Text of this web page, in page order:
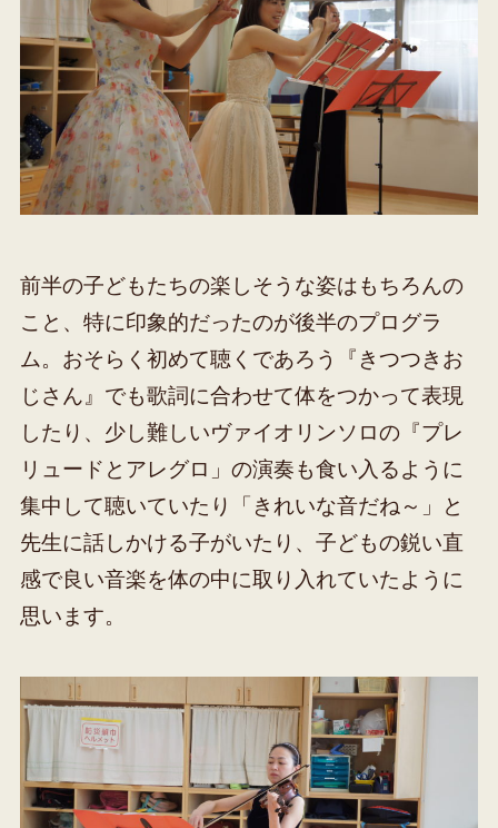
前半の子どもたちの楽しそうな姿はもちろんの
こと、特に印象的だったのが後半のプログラ
ム。おそらく初めて聴くであろう『きつつきお
じさん』でも歌詞に合わせて体をつかって表現
したり、少し難しいヴァイオリンソロの『プレ
リュードとアレグロ」の演奏も食い入るように
集中して聴いていたり「きれいな音だね～」と
先生に話しかける子がいたり、子どもの鋭い直
感で良い音楽を体の中に取り入れていたように
思います。